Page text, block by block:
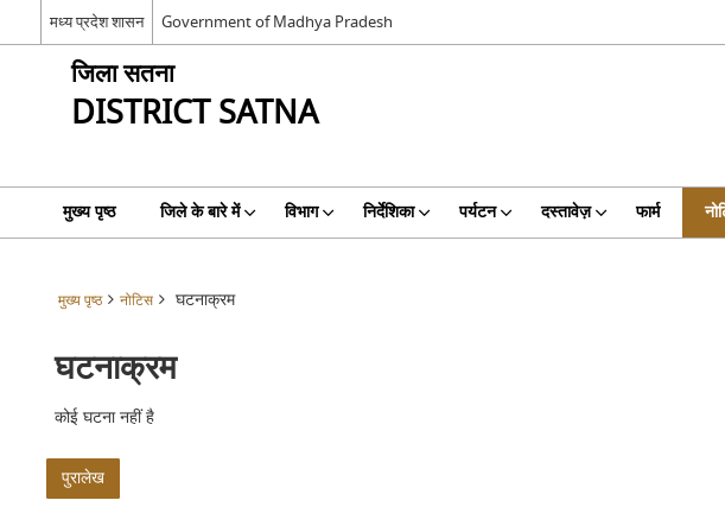
मध्य प्रदेश शासन Government of Madhya Pradesh
जिला सतना
DISTRICT SATNA
मुख्य पृष्ठ जिले के बारे में विभाग निर्देशिका पर्यटन दस्तावेज़ फार्म
मुख्य पृष्ठ नोटिस घटनाक्रम
घटनाक्रम
कोई घटना नहीं है
पुरालेख